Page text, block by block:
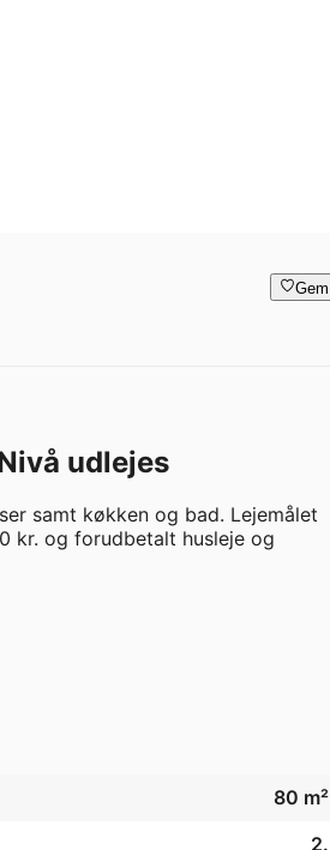
Gem
udlejes
samt køkken og bad. Lejemålet
kr. og forudbetalt husleje og
80 m²
2.